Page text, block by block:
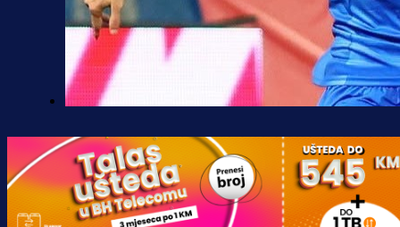
Željo uprkos svim problemima
krenuo pobjedom: Plavi slavili na
Grbavici!